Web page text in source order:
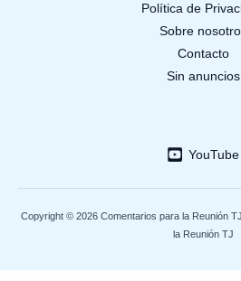
Política de
Sobre
Contacto
Sin anuncios
YouTube
Copyright © 2026 Comentarios para la Reunión
la Reunión TJ